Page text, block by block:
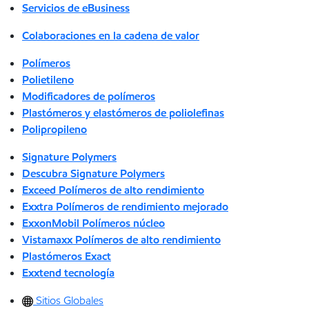
Servicios de eBusiness
Colaboraciones en la cadena de valor
Polímeros
Polietileno
Modificadores de polímeros
Plastómeros y elastómeros de poliolefinas
Polipropileno
Signature Polymers
Descubra Signature Polymers
Exceed Polímeros de alto rendimiento
Exxtra Polímeros de rendimiento mejorado
ExxonMobil Polímeros núcleo
Vistamaxx Polímeros de alto rendimiento
Plastómeros Exact
Exxtend tecnología
Sitios Globales